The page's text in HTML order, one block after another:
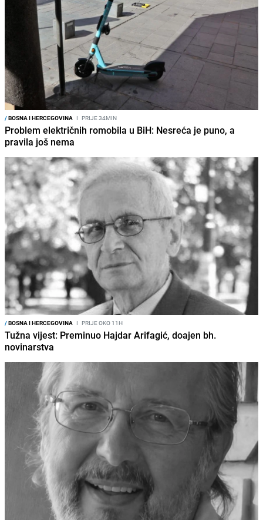
/BOSNA I HERCEGOVINA I PRIJE 34MIN
Problem električnih romobila u BiH: Nesreća je puno, a
pravila još nema
/BOSNA I HERCEGOVINA I PRIJE OKO 11H
Tužna vijest: Preminuo Hajdar Arifagić, doajen bh.
novinarstva